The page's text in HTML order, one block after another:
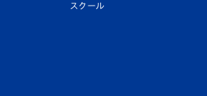
スクール